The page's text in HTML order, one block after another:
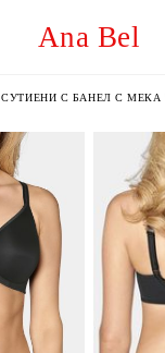
Ana Bel
СУТИЕНИ С БАНЕЛ С